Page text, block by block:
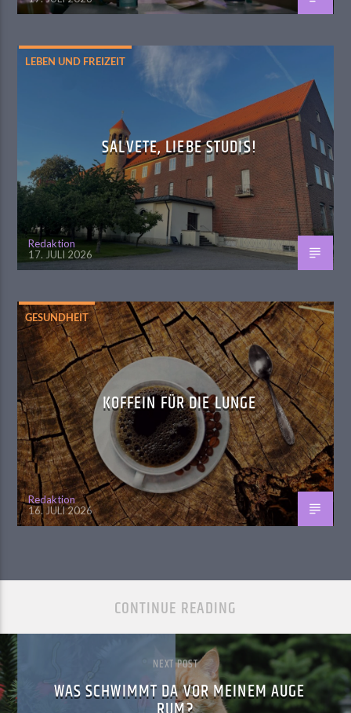
LEBEN UND FREIZEIT
SALVETE, LIEBE STUDIS!
Redaktion
17. JULI 2026
GESUNDHEIT
KOFFEIN FÜR DIE LUNGE
Redaktion
16. JULI 2026
CONTINUE READING
NEXT POST
WAS SCHWIMMT DA VOR MEINEM AUGE